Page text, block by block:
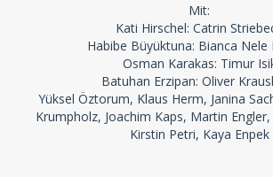
Mit:
Kati Hirschel: Catrin
Habibe Büyüktuna: Bianca Nele
Osman Karakas: Timur
Batuhan Erzipan: Oliver
Yüksel Öztorum, Klaus Herm, Janina
Krumpholz, Joachim Kaps, Martin
Kirstin Petri, Kaya Enpek